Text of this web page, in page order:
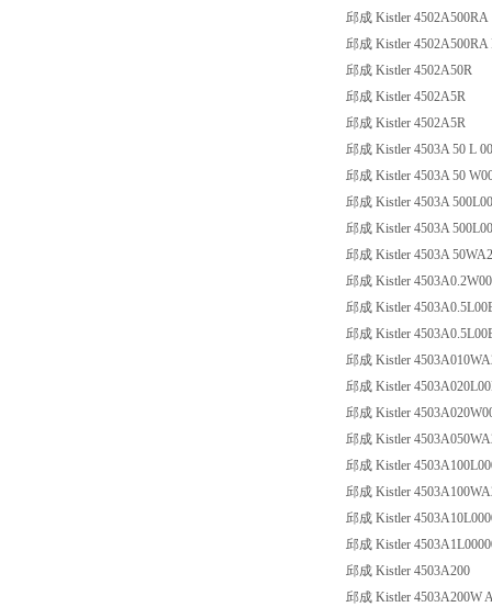
邱成 Kistler 4502A500RA
邱成 Kistler 4502A500RA
邱成 Kistler 4502A50R
邱成 Kistler 4502A5R
邱成 Kistler 4502A5R
邱成 Kistler 4503A 50 L
邱成 Kistler 4503A 50
邱成 Kistler 4503A
邱成 Kistler 4503A
邱成 Kistler 4503A
邱成 Kistler
邱成 Kistler
邱成 Kistler
邱成 Kistler
邱成 Kistler
邱成 Kistler
邱成 Kistler
邱成 Kistler
邱成 Kistler
邱成 Kistler
邱成 Kistler
邱成 Kistler 4503A200
邱成 Kistler 4503A200W